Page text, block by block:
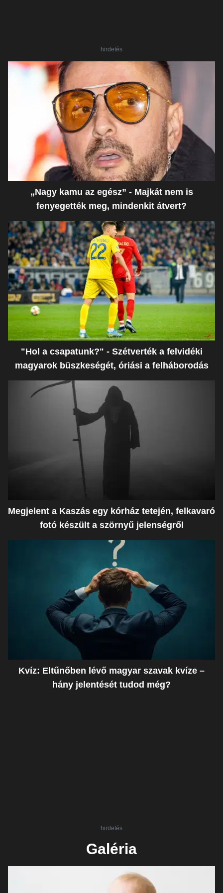
hirdetés
„Nagy kamu az egész” - Majkát nem is
fenyegették meg, mindenkit átvert?
"Hol a csapatunk?" - Szétverték a felvidéki
magyarok büszkeségét, óriási a felháborodás
Megjelent a Kaszás egy kórház tetején, felkavaró
fotó készült a szörnyű jelenségről
Kvíz: Eltűnőben lévő magyar szavak kvíze –
hány jelentését tudod még?
hirdetés
Galéria